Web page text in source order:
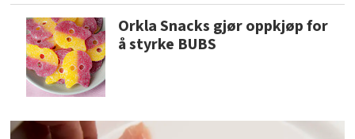
Orkla Snacks gjør oppkjøp for
å styrke BUBS